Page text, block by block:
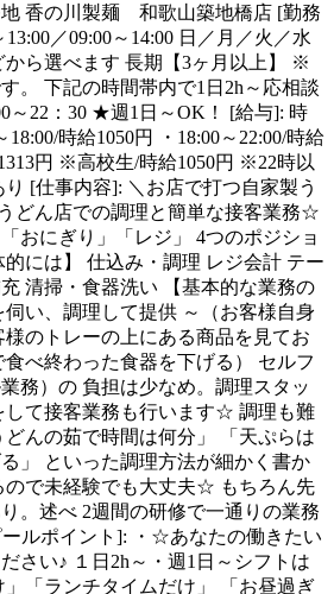
香の川製麺 和歌山築地橋店 [勤務
13:00／09:00～14:00 日／月／火／水
から選べます 長期【3ヶ月以上】 ※
。 下記の時間帯内で1日2h～応相談
～22：30 ★週1日～OK！ [給与]: 時
18:00/時給1050円 ・18:00～22:00/時給
円 ※高校生/時給1050円 ※22時以
[仕事内容]: ＼お店で打つ自家製う
どん店での調理と簡単な接客業務☆
おにぎり」「レジ」 4つのポジショ
には】 仕込み・調理 レジ会計 テー
清掃・食器洗い 【基本的な業務の
い、調理して提供 ～（お客様自身
のトレーの上にある商品を見てお
べ終わった食器を下げる） セルフ
務）の 負担は少なめ。調理スタッ
して接客業務も行います☆ 調理も難
どんの茹で時間は何分」 「天ぷらは
」 といった調理方法が細かく書か
ので未経験でも大丈夫☆ もちろん先
。述べ 2週間の研修で一通りの業務
ルポイント]: ・☆あなたの働きたい
さい♪ １日2h～・週1日～シフトは
「ランチタイムだけ」 「お昼過ぎ